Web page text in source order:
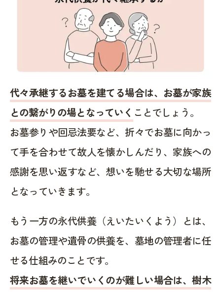
代々承継するお墓を建てる場合は、お墓が家族
との繋がりの場となっていく ことでしょう。
お墓参りや回忌法要など、折々でお墓に向かっ
て手を合わせて故人を懐かしんだり、家族への
感謝を思い返すなど、想いを馳せる大切な場所
となっていきます。
もう一方の永代供養（えいたいくよう）とは、
お墓の管理や遺骨の供養を、墓地の管理者に任
せる仕組みのことです。
将来お墓を継いでいくのが難しい場合は、樹木